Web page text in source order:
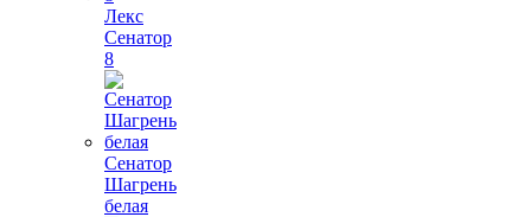
Лекс
Сенатор
8
Сенатор
Шагрень
белая